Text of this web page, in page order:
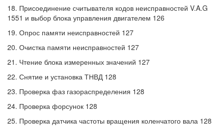
18. Присоединение считывателя кодов неисправностей V.A.G
1551 и выбор блока управления двигателем 126
19. Опрос памяти неисправностей 127
20. Очистка памяти неисправностей 127
21. Чтение блока измеренных значений 127
22. Снятие и установка ТНВД 128
23. Проверка фаз газораспределения 128
24. Проверка форсунок 128
25. Проверка датчика частоты вращения коленчатого вала 128